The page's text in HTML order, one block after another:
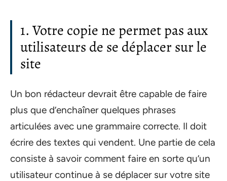
1. Votre copie ne permet pas aux
utilisateurs de se déplacer sur le
site
Un bon rédacteur devrait être capable de faire
plus que d’enchaîner quelques phrases
articulées avec une grammaire correcte. Il doit
écrire des textes qui vendent. Une partie de cela
consiste à savoir comment faire en sorte qu’un
utilisateur continue à se déplacer sur votre site